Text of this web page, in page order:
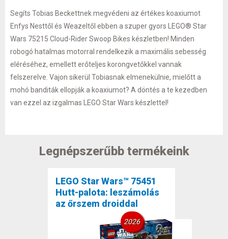
Segíts Tobias Beckettnek megvédeni az értékes koaxiumot
Enfys Nesttől és Weazeltől ebben a szuper gyors LEGO® Star
Wars 75215 Cloud-Rider Swoop Bikes készletben! Minden
robogó hatalmas motorral rendelkezik a maximális sebesség
eléréséhez, emellett erőteljes korongvetőkkel vannak
felszerelve. Vajon sikerül Tobiasnak elmenekülnie, mielőtt a
mohó banditák ellopják a koaxiumot? A döntés a te kezedben
van ezzel az izgalmas LEGO Star Wars készlettel!
Legnépszerűbb termékeink
LEGO Star Wars™ 75451
Hutt-palota: leszámolás
az őrszem droiddal
2026